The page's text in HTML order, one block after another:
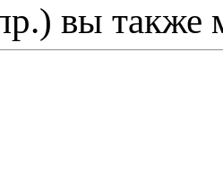
вы также